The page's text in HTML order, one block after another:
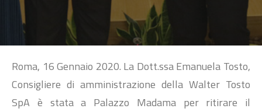
Roma, 16 Gennaio 2020. La Dott.ssa Emanuela Tosto,
Consigliere di amministrazione della Walter Tosto
SpA è stata a Palazzo Madama per ritirare il